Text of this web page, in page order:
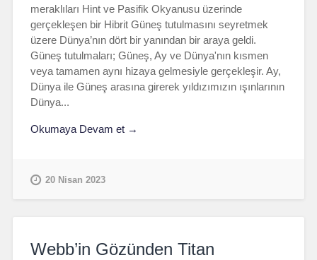
meraklıları Hint ve Pasifik Okyanusu üzerinde
gerçekleşen bir Hibrit Güneş tutulmasını seyretmek
üzere Dünya’nın dört bir yanından bir araya geldi.
Güneş tutulmaları; Güneş, Ay ve Dünya'nın kısmen
veya tamamen aynı hizaya gelmesiyle gerçekleşir. Ay,
Dünya ile Güneş arasına girerek yıldızımızın ışınlarının
Dünya...
Okumaya Devam et →
20 Nisan 2023
Webb’in Gözünden Titan